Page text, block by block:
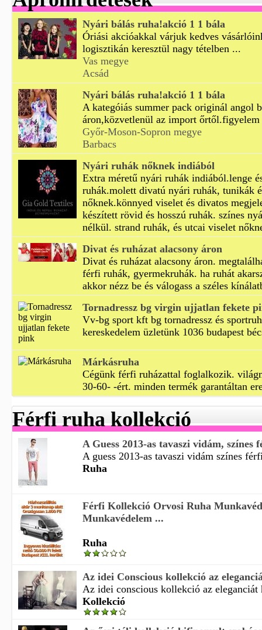
Nyári bálás ruha!akció 1 1 bála
Óriási akcióakkal várjuk kedves
logisztikán keresztül nagy tételben ...
Vas megye
Acsád
Nyári bálás ruha!akció 1 1 bála
A kategóiás summer pack originál angol
áron,közvetlenül az import
Győr-Moson-Sopron megye
Barbacs
Nyári ruhák nőknek indiából
Extra méretű nyári ruhák indiából.lenge
ruhák.molett divatú nyári ruhák, tunikák
nőknek.könnyed viselet és divatos
készített rövid és hosszú ruhák. színes
nélkül. strand ruhák, és utcai viselet
Divat és ruházat alacsony áron
Divat és ruházat alacsony áron.
férfi ruhák, gyermekruhák. ha ruhát
akkor nézz be és válogass a széles
Tornadressz bg virgin ujjatlan fekete
Vv-bg sport kft bg tornadressz és
kereskedelem üzletünk 1036 budapest
Márkásruha
Cégünk férfi ruházattal foglalkozik.
30-60- -ért. minden termék garantáltan
Férfi ruha kollekció
A Guess 2013-as tavaszi vidám, színes
A guess 2013-as tavaszi vidám színes
Ruha
Férfi Kollekció Orvosi Ruha
Munkavédelem ...
Ruha
Az idei Conscious kollekció az
Az idei conscious kollekció az eleganciát
Kollekció